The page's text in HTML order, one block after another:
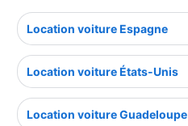
Location voiture Espagne
Location voiture États-Unis
Location voiture Guadeloupe